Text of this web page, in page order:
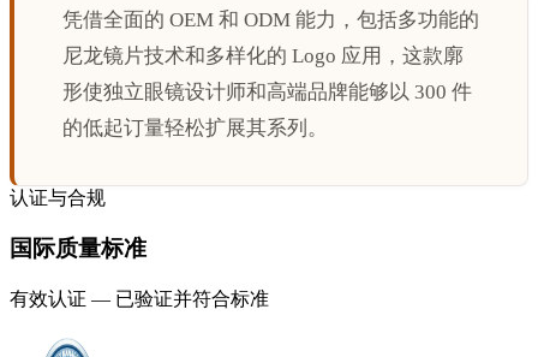
凭借全面的 OEM 和 ODM 能力，包括多功能的
尼龙镜片技术和多样化的 Logo 应用，这款廓
形使独立眼镜设计师和高端品牌能够以 300 件
的低起订量轻松扩展其系列。
认证与合规
国际质量标准
有效认证 — 已验证并符合标准